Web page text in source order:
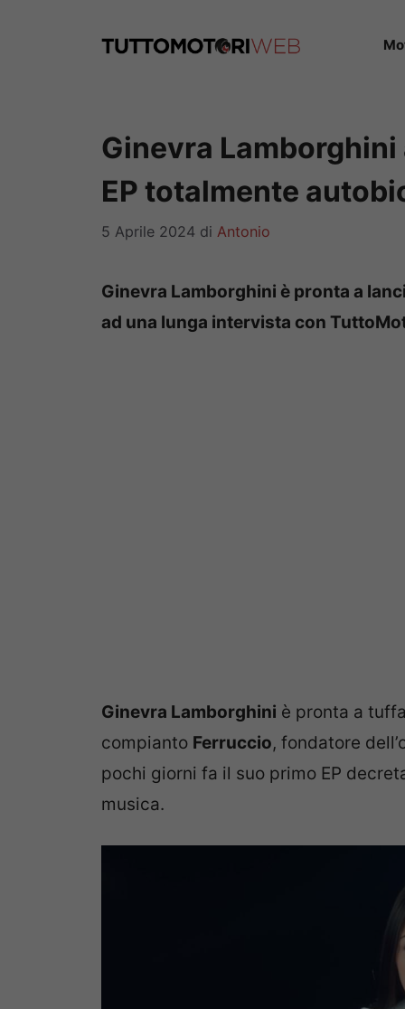
Ginevra Lamborghini
EP totalmente
5 Aprile 2024 di Antonio
Ginevra Lamborghini è pronta a
ad una lunga intervista con
Ginevra Lamborghini è pronta a
compianto Ferruccio, fondatore
pochi giorni fa il suo primo EP
musica.